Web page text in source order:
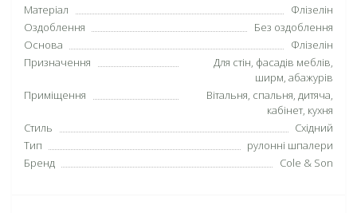
Матеріал
Флізелін
Оздоблення
Без оздоблення
Основа
Флізелін
Призначення
Для стін, фасадів меблів,
ширм, абажурів
Приміщення
Вітальня, спальня, дитяча,
кабінет, кухня
Стиль
Східний
Тип
рулонні шпалери
Бренд
Cole & Son